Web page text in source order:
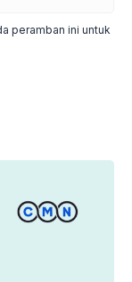
peramban ini untuk